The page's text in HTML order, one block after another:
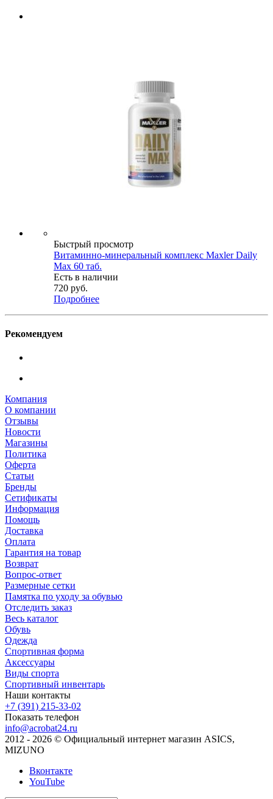
Быстрый просмотр
Витаминно-минеральный комплекс Maxler Daily
Max 60 таб.
Есть в наличии
720 руб.
Подробнее
Рекомендуем
Компания
О компании
Отзывы
Новости
Магазины
Политика
Оферта
Статьи
Бренды
Сетификаты
Информация
Помощь
Доставка
Оплата
Гарантия на товар
Возврат
Вопрос-ответ
Размерные сетки
Памятка по уходу за обувью
Отследить заказ
Весь каталог
Обувь
Одежда
Спортивная форма
Аксессуары
Виды спорта
Спортивный инвентарь
Наши контакты
+7 (391) 215-33-02
Показать телефон
info@acrobat24.ru
2012 - 2026 © Официальный интернет магазин ASICS,
MIZUNO
Вконтакте
YouTube